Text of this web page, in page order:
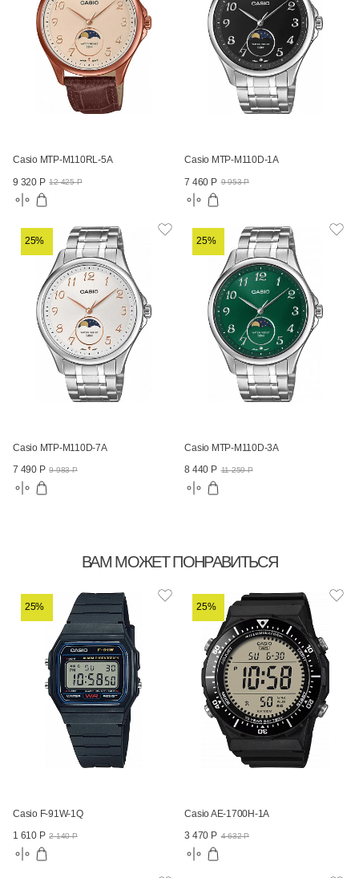
Casio MTP-M110RL-5A
9 320 Р 12 425 Р
Casio MTP-M110D-1A
7 460 Р 9 953 Р
25%
Casio MTP-M110D-7A
7 490 Р 9 983 Р
25%
Casio MTP-M110D-3A
8 440 Р 11 259 Р
ВАМ МОЖЕТ ПОНРАВИТЬСЯ
25%
Casio F-91W-1Q
1 610 Р 2 140 Р
25%
Casio AE-1700H-1A
3 470 Р 4 632 Р